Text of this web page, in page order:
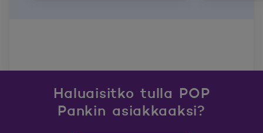
Haluaisitko tulla POP
Pankin asiakkaaksi?